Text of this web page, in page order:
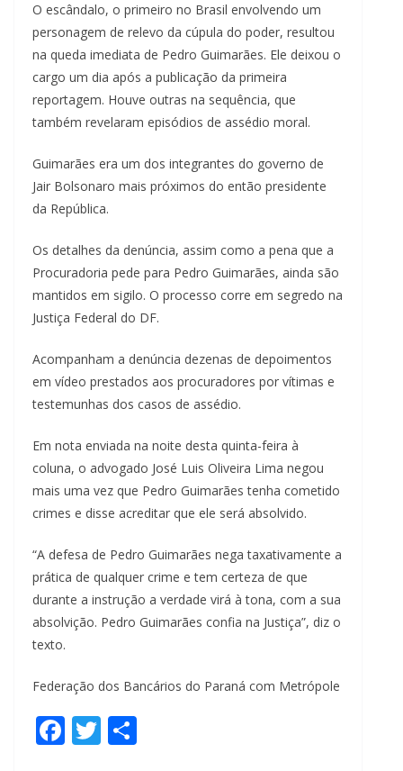
O escândalo, o primeiro no Brasil envolvendo um
personagem de relevo da cúpula do poder, resultou
na queda imediata de Pedro Guimarães. Ele deixou o
cargo um dia após a publicação da primeira
reportagem. Houve outras na sequência, que
também revelaram episódios de assédio moral.
Guimarães era um dos integrantes do governo de
Jair Bolsonaro mais próximos do então presidente
da República.
Os detalhes da denúncia, assim como a pena que a
Procuradoria pede para Pedro Guimarães, ainda são
mantidos em sigilo. O processo corre em segredo na
Justiça Federal do DF.
Acompanham a denúncia dezenas de depoimentos
em vídeo prestados aos procuradores por vítimas e
testemunhas dos casos de assédio.
Em nota enviada na noite desta quinta-feira à
coluna, o advogado José Luis Oliveira Lima negou
mais uma vez que Pedro Guimarães tenha cometido
crimes e disse acreditar que ele será absolvido.
“A defesa de Pedro Guimarães nega taxativamente a
prática de qualquer crime e tem certeza de que
durante a instrução a verdade virá à tona, com a sua
absolvição. Pedro Guimarães confia na Justiça”, diz o
texto.
Federação dos Bancários do Paraná com Metrópole
F T